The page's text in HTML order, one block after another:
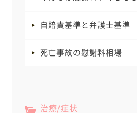
自賠責基準と弁護士基準
死亡事故の慰謝料相場
治療/症状